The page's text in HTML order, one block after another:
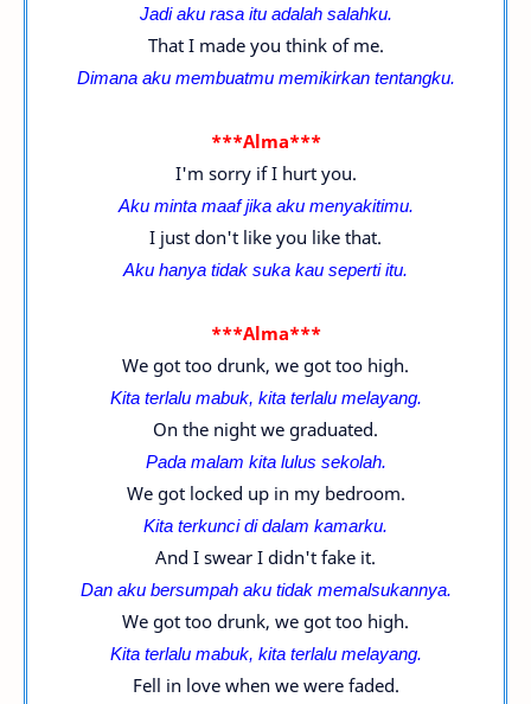
Jadi aku rasa itu adalah salahku.
That I made you think of me.
Dimana aku membuatmu memikirkan tentangku.
***Alma***
I'm sorry if I hurt you.
Aku minta maaf jika aku menyakitimu.
I just don't like you like that.
Aku hanya tidak suka kau seperti itu.
***Alma***
We got too drunk, we got too high.
Kita terlalu mabuk, kita terlalu melayang.
On the night we graduated.
Pada malam kita lulus sekolah.
We got locked up in my bedroom.
Kita terkunci di dalam kamarku.
And I swear I didn't fake it.
Dan aku bersumpah aku tidak memalsukannya.
We got too drunk, we got too high.
Kita terlalu mabuk, kita terlalu melayang.
Fell in love when we were faded.